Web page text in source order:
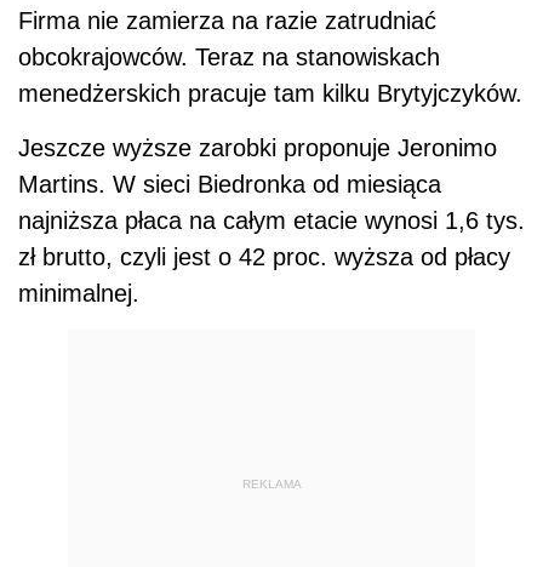
Firma nie zamierza na razie zatrudniać
obcokrajowców. Teraz na stanowiskach
menedżerskich pracuje tam kilku Brytyjczyków.
Jeszcze wyższe zarobki proponuje Jeronimo
Martins. W sieci Biedronka od miesiąca
najniższa płaca na całym etacie wynosi 1,6 tys.
zł brutto, czyli jest o 42 proc. wyższa od płacy
minimalnej.
REKLAMA